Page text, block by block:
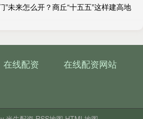
”未来怎么开？商丘“十五五”这样建高地
在线配资 在线配资网站